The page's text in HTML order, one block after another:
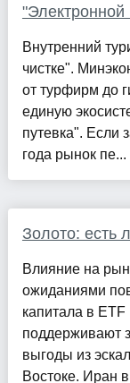
"Электронной
Внутренний
чистке".
от турфирм до
единую
путевка". Если
года рынок пе...
Золото: есть
Влияние на
ожиданиями
капитала в
поддерживают
выгоды из
Востоке. Иран